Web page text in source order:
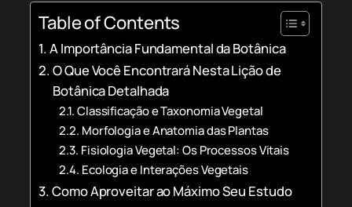
Table of Contents
A Importância Fundamental da Botânica
O Que Você Encontrará Nesta Lição de
Botânica Detalhada
Classificação e Taxonomia Vegetal
Morfologia e Anatomia das Plantas
Fisiologia Vegetal: Os Processos Vitais
Ecologia e Interações Vegetais
Como Aproveitar ao Máximo Seu Estudo